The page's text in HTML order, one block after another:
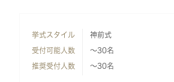
挙式スタイル 神前式
受付可能人数 ～30名
推奨受付人数 ～30名